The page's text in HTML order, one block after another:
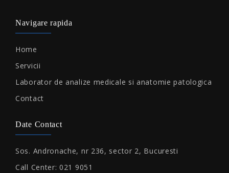
Navigare rapida
Home
Servicii
Laborator de analize medicale si anatomie patologica
Contact
Date Contact
Sos. Andronache, nr 236, sector 2, Bucuresti
Call Center: 021 9051